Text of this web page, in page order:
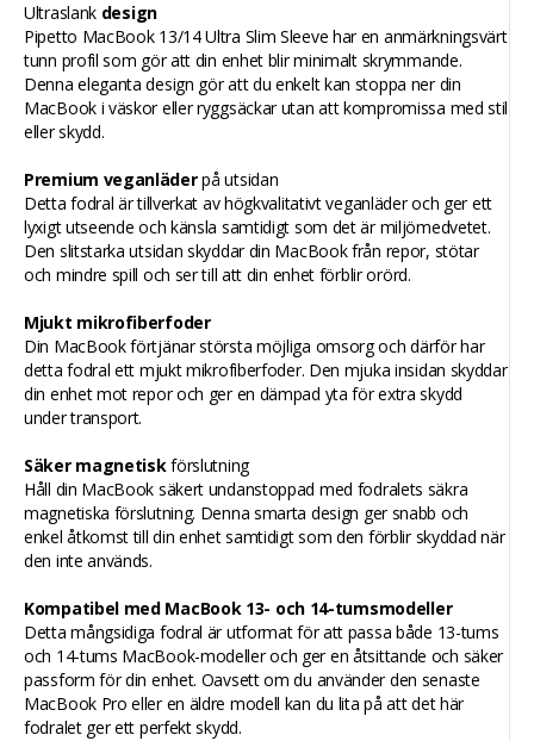
Ultraslank design
Pipetto MacBook 13/14 Ultra Slim Sleeve har en anmärkningsvärt
tunn profil som gör att din enhet blir minimalt skrymmande.
Denna eleganta design gör att du enkelt kan stoppa ner din
MacBook i väskor eller ryggsäckar utan att kompromissa med stil
eller skydd.
Premium veganläderpå utsidan
Detta fodral är tillverkat av högkvalitativt veganläder och ger ett
lyxigt utseende och känsla samtidigt som det är miljömedvetet.
Den slitstarka utsidan skyddar din MacBook från repor, stötar
och mindre spill och ser till att din enhet förblir orörd.
Mjukt mikrofiberfoder
Din MacBook förtjänar största möjliga omsorg och därför har
detta fodral ett mjukt mikrofiberfoder. Den mjuka insidan skyddar
din enhet mot repor och ger en dämpad yta för extra skydd
under transport.
Säker magnetiskförslutning
Håll din MacBook säkert undanstoppad med fodralets säkra
magnetiska förslutning. Denna smarta design ger snabb och
enkel åtkomst till din enhet samtidigt som den förblir skyddad när
den inte används.
Kompatibel med MacBook 13- och 14-tumsmodeller
Detta mångsidiga fodral är utformat för att passa både 13-tums
och 14-tums MacBook-modeller och ger en åtsittande och säker
passform för din enhet. Oavsett om du använder den senaste
MacBook Pro eller en äldre modell kan du lita på att det här
fodralet ger ett perfekt skydd.